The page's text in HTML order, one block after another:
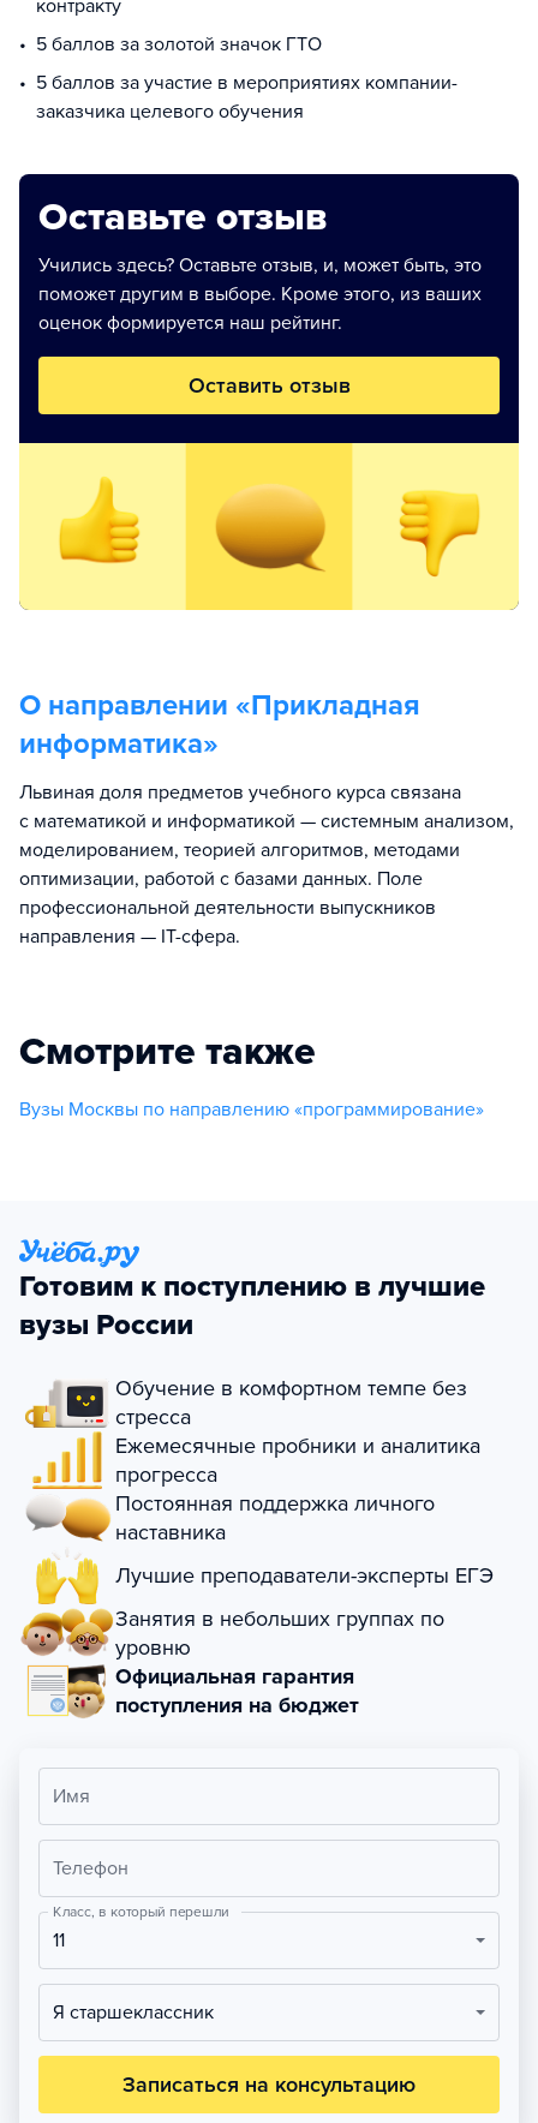
контракту
5 баллов за золотой значок ГТО
5 баллов за участие в мероприятиях компании-
заказчика целевого обучения
Оставьте отзыв
Учились здесь? Оставьте отзыв, и, может быть, это
поможет другим в выборе. Кроме этого, из ваших
оценок формируется наш рейтинг.
Оставить отзыв
О направлении «Прикладная
информатика»
Львиная доля предметов учебного курса связана
с математикой и информатикой — системным анализом,
моделированием, теорией алгоритмов, методами
оптимизации, работой с базами данных. Поле
профессиональной деятельности выпускников
направления — IT-сфера.
Смотрите также
Вузы Москвы по направлению «программирование»
Готовим к поступлению в лучшие
вузы России
Обучение в комфортном темпе без
стресса
Ежемесячные пробники и аналитика
прогресса
Постоянная поддержка личного
наставника
Лучшие преподаватели-эксперты ЕГЭ
Занятия в небольших группах по
уровню
Официальная гарантия
поступления на бюджет
Имя
Телефон
Класс, в который перешли
11
Я старшеклассник
Записаться на консультацию